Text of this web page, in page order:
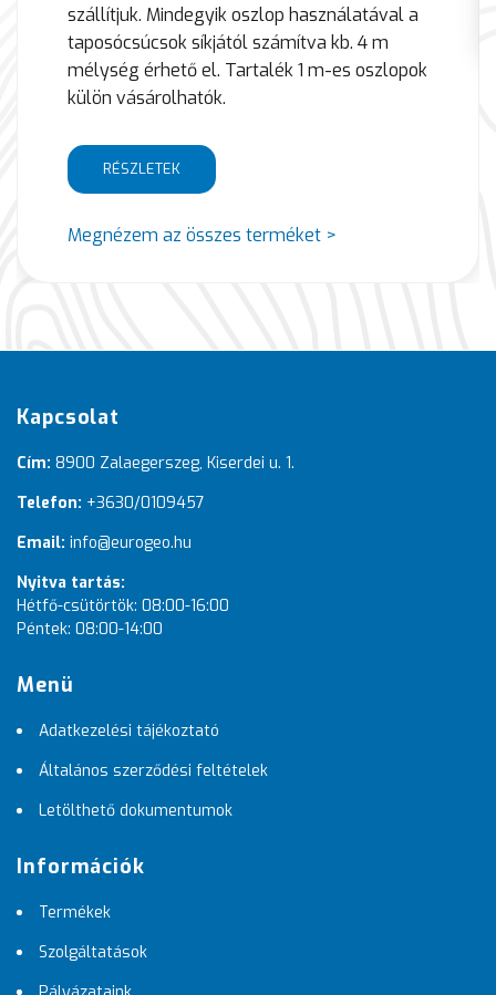
szállítjuk. Mindegyik oszlop használatával a
taposócsúcsok síkjától számítva kb. 4 m
mélység érhető el. Tartalék 1 m-es oszlopok
külön vásárolhatók.
RÉSZLETEK
Megnézem az összes terméket >
Kapcsolat
Cím: 8900 Zalaegerszeg, Kiserdei u. 1.
Telefon: +3630/0109457
Email: info@eurogeo.hu
Nyitva tartás:
Hétfő-csütörtök: 08:00-16:00
Péntek: 08:00-14:00
Menü
Adatkezelési tájékoztató
Általános szerződési feltételek
Letölthető dokumentumok
Információk
Termékek
Szolgáltatások